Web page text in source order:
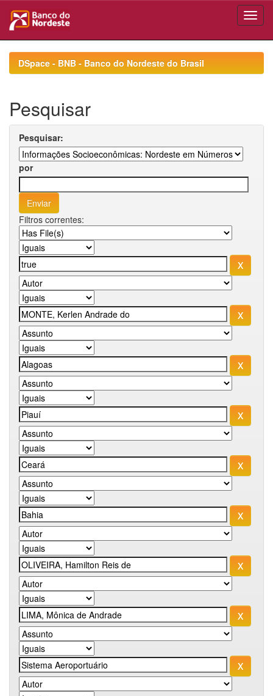
navigationDSpace - BNB - Banco do Nordeste do Brasil
Pesquisar
Pesquisar:
por
Filtros correntes: